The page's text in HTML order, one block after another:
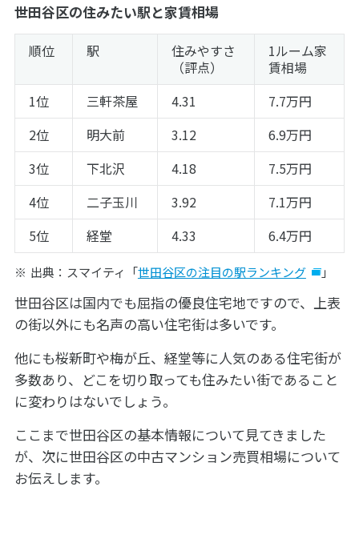
世田谷区の住みたい駅と家賃相場
順位 駅
住みやすさ
（評点）
1ルーム家
賃相場
1位
三軒茶屋 4.31
7.7万円
2位
明大前 3.12
6.9万円
3位
下北沢 4.18
7.5万円
4位
二子玉川 3.92
7.1万円
5位
経堂 4.33 6.4万円
出典：スマイティ「世田谷区の注目の駅ランキング 」
世田谷区は国内でも屈指の優良住宅地ですので、上表
の街以外にも名声の高い住宅街は多いです。
他にも桜新町や梅が丘、経堂等に人気のある住宅街が
多数あり、どこを切り取っても住みたい街であること
に変わりはないでしょう。
ここまで世田谷区の基本情報について見てきました
が、次に世田谷区の中古マンション売買相場について
お伝えします。